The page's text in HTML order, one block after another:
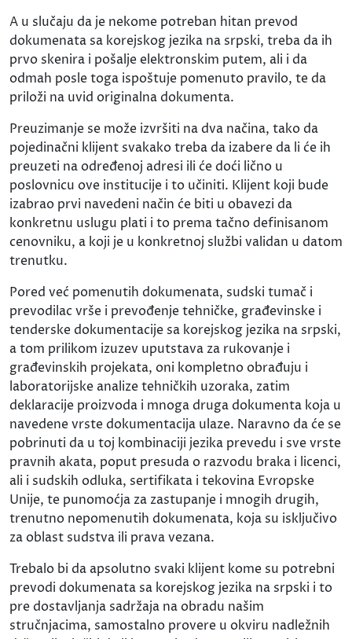
A u slučaju da je nekome potreban hitan prevod
dokumenata sa korejskog jezika na srpski, treba da ih
prvo skenira i pošalje elektronskim putem, ali i da
odmah posle toga ispoštuje pomenuto pravilo, te da
priloži na uvid originalna dokumenta.
Preuzimanje se može izvršiti na dva načina, tako da
pojedinačni klijent svakako treba da izabere da li će ih
preuzeti na određenoj adresi ili će doći lično u
poslovnicu ove institucije i to učiniti. Klijent koji bude
izabrao prvi navedeni način će biti u obavezi da
konkretnu uslugu plati i to prema tačno definisanom
cenovniku, a koji je u konkretnoj službi validan u datom
trenutku.
Pored već pomenutih dokumenata, sudski tumač i
prevodilac vrše i prevođenje tehničke, građevinske i
tenderske dokumentacije sa korejskog jezika na srpski,
a tom prilikom izuzev uputstava za rukovanje i
građevinskih projekata, oni kompletno obrađuju i
laboratorijske analize tehničkih uzoraka, zatim
deklaracije proizvoda i mnoga druga dokumenta koja u
navedene vrste dokumentacija ulaze. Naravno da će se
pobrinuti da u toj kombinaciji jezika prevedu i sve vrste
pravnih akata, poput presuda o razvodu braka i licenci,
ali i sudskih odluka, sertifikata i tekovina Evropske
Unije, te punomoćja za zastupanje i mnogih drugih,
trenutno nepomenutih dokumenata, koja su isključivo
za oblast sudstva ili prava vezana.
Trebalo bi da apsolutno svaki klijent kome su potrebni
prevodi dokumenata sa korejskog jezika na srpski i to
pre dostavljanja sadržaja na obradu našim
stručnjacima, samostalno provere u okviru nadležnih